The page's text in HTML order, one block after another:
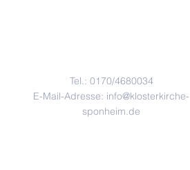
Tel.: 0170/4680034
E-Mail-Adresse: info@klosterkirche-
sponheim.de